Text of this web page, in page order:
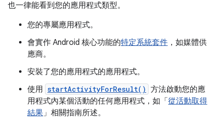
也一律能看到您的應用程式類型。
您的專屬應用程式。
會實作 Android 核心功能的特定系統套件 ，如媒體供
應商。
安裝了您的應用程式的應用程式。
使用 startActivityForResult() 方法啟動您的應
用程式內某個活動的任何應用程式，如「 從活動取得
結果」相關指南所述。